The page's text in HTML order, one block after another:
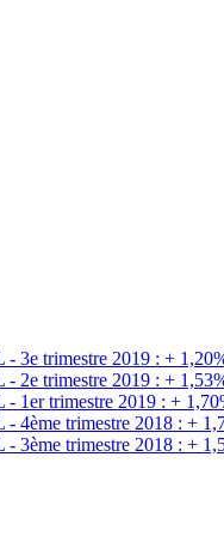
- 3e trimestre 2019 : +
- 2e trimestre 2019 : +
- 1er trimestre 2019 : +
- 4ème trimestre 2018 : +
- 3ème trimestre 2018 : +